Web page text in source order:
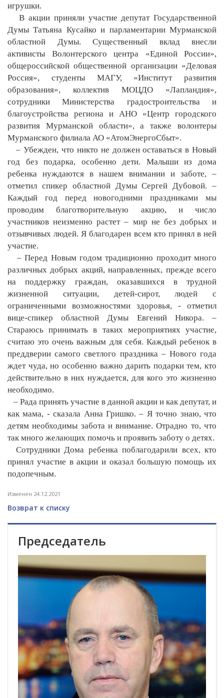
игрушки.
В акции приняли участие депутат Государственной
Думы Татьяна Кусайко и парламентарии Мурманской
областной Думы. Существенный вклад внесли
активисты Волонтерского центра «Единой России»,
общероссийской общественной организации «Деловая
Россия», студенты МАГУ, «Институт развития
образования», коллектив МОЦДО «Лапландия»,
сотрудники Министерства градостроительства и
благоустройства региона и АНО «Центр городского
развития Мурманской области», а также волонтеры
Мурманского филиала АО «АтомЭнергоСбыт».
– Убежден, что никто не должен оставаться в Новый
год без подарка, особенно дети. Малыши из дома
ребенка нуждаются в нашем внимании и заботе, –
отметил спикер областной Думы Сергей Дубовой. –
Каждый год перед новогодними праздниками мы
проводим благотворительную акцию, и число
участников неизменно растет – мир не без добрых и
отзывчивых людей. Я благодарен всем кто принял в ней
участие.
– Перед Новым годом традиционно проходит много
различных добрых акций, направленных, прежде всего
на поддержку граждан, оказавшихся в трудной
жизненной ситуации, детей-сирот, людей с
ограниченными возможностями здоровья, - отметил
вице-спикер областной Думы Евгений Никора. –
Стараюсь принимать в таких мероприятиях участие,
считаю это очень важным для себя. Каждый ребенок в
преддверии самого светлого праздника – Нового года
ждет чуда, но особенно важно дарить подарки тем, кто
действительно в них нуждается, для кого это жизненно
необходимо.
– Рада принять участие в данной акции и как депутат, и
как мама, - сказала Анна Гришко. – Я точно знаю, что
детям необходимы забота и внимание. Отрадно то, что
так много желающих помочь и проявить заботу о детях.
Сотрудники Дома ребенка поблагодарили всех, кто
принял участие в акции и оказал большую помощь их
подопечным.
Изменен 24.12.2021
Возврат к списку
Председатель